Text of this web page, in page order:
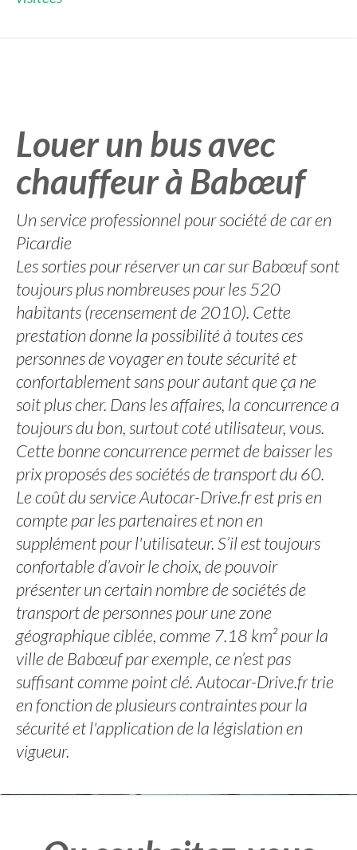
Louer un bus avec
chauffeur à Babœuf
Un service professionnel pour société de car en
Picardie
Les sorties pour réserver un car sur Babœuf sont
toujours plus nombreuses pour les 520
habitants (recensement de 2010). Cette
prestation donne la possibilité à toutes ces
personnes de voyager en toute sécurité et
confortablement sans pour autant que ça ne
soit plus cher. Dans les affaires, la concurrence a
toujours du bon, surtout coté utilisateur, vous.
Cette bonne concurrence permet de baisser les
prix proposés des sociétés de transport du 60.
Le coût du service Autocar-Drive.fr est pris en
compte par les partenaires et non en
supplément pour l'utilisateur. S’il est toujours
confortable d’avoir le choix, de pouvoir
présenter un certain nombre de sociétés de
transport de personnes pour une zone
géographique ciblée, comme 7.18 km² pour la
ville de Babœuf par exemple, ce n’est pas
suffisant comme point clé. Autocar-Drive.fr trie
en fonction de plusieurs contraintes pour la
sécurité et l'application de la législation en
vigueur.